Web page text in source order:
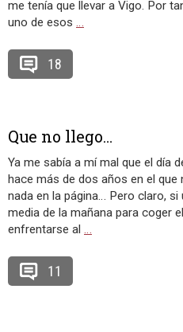
me tenía que llevar a Vigo. Por
uno de esos …
18
Que no llego…
Ya me sabía a mí mal que el día
hace más de dos años en el
nada en la página… Pero claro,
media de la mañana para coger
enfrentarse al …
11